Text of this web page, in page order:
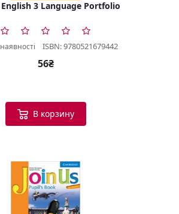
English 3 Language Portfolio
ISBN: 9780521679442
56₴
В корзину